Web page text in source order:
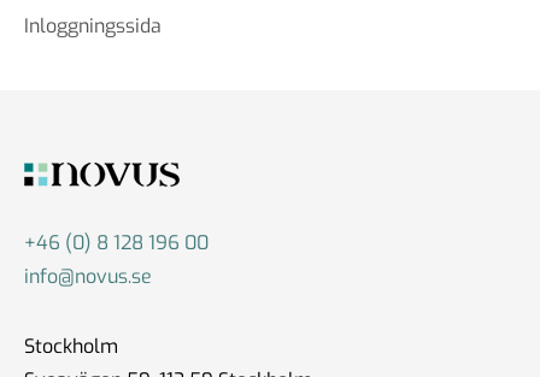
Inloggningssida
+46 (0) 8 128 196 00
info@novus.se
Stockholm